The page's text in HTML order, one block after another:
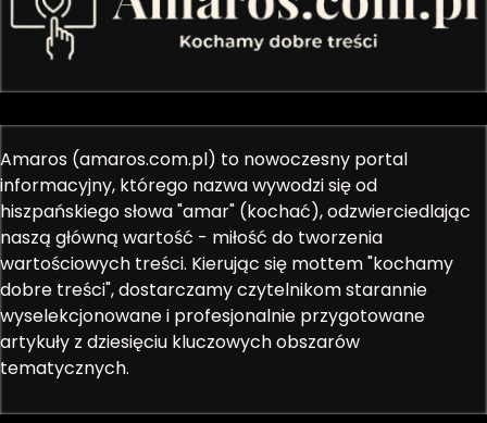
Amaros (amaros.com.pl) to nowoczesny portal
informacyjny, którego nazwa wywodzi się od
hiszpańskiego słowa "amar" (kochać), odzwierciedlając
naszą główną wartość - miłość do tworzenia
wartościowych treści. Kierując się mottem "kochamy
dobre treści", dostarczamy czytelnikom starannie
wyselekcjonowane i profesjonalnie przygotowane
artykuły z dziesięciu kluczowych obszarów
tematycznych.